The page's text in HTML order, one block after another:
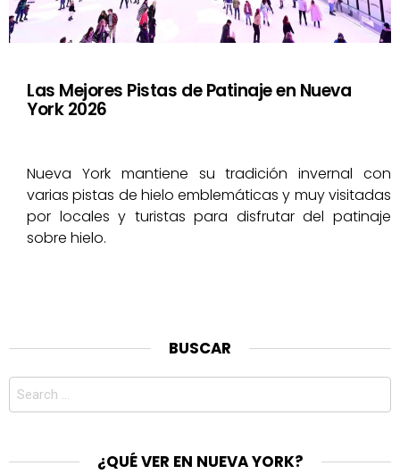
Las Mejores Pistas de Patinaje en Nueva
York 2026
Nueva York mantiene su tradición invernal con
varias pistas de hielo emblemáticas y muy visitadas
por locales y turistas para disfrutar del patinaje
sobre hielo.
BUSCAR
Search
¿QUÉ VER EN NUEVA YORK?